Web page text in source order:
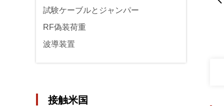
試験ケーブルとジャンパー
RF偽装荷重
波導装置
接触米国